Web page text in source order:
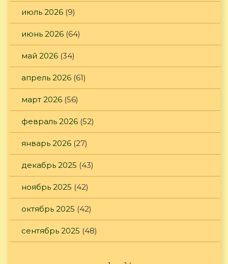
июль 2026 (9)
июнь 2026 (64)
май 2026 (34)
апрель 2026 (61)
март 2026 (56)
февраль 2026 (52)
январь 2026 (27)
декабрь 2025 (43)
ноябрь 2025 (42)
октябрь 2025 (42)
сентябрь 2025 (48)